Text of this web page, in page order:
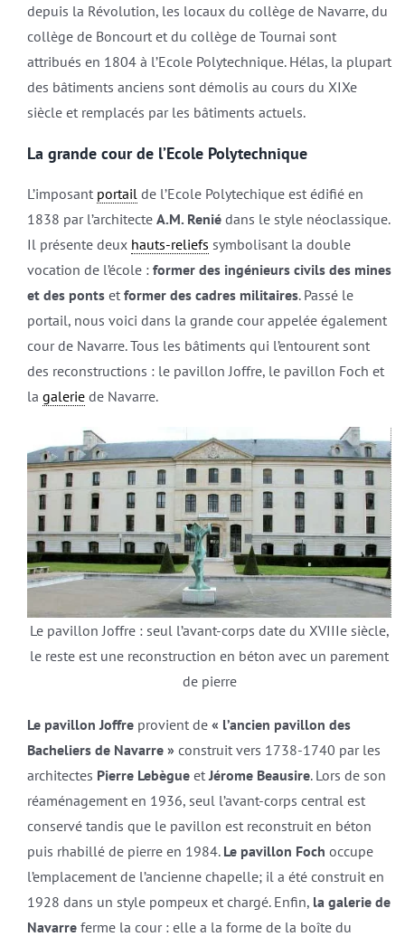
depuis la Révolution, les locaux du collège de Navarre, du
collège de Boncourt et du collège de Tournai sont
attribués en 1804 à l’Ecole Polytechnique. Hélas, la plupart
des bâtiments anciens sont démolis au cours du XIXe
siècle et remplacés par les bâtiments actuels.
La grande cour de l’Ecole Polytechnique
L’imposant portail de l’Ecole Polytechique est édifié en
1838 par l’architecte A.M. Reniédans le style néoclassique.
Il présente deux hauts-reliefs symbolisant la double
vocation de l’école : former des ingénieurs civils des mines
et des pontset former des cadres militaires. Passé le
portail, nous voici dans la grande cour appelée également
cour de Navarre. Tous les bâtiments qui l’entourent sont
des reconstructions : le pavillon Joffre, le pavillon Foch et
la galeriede Navarre.
Le pavillon Joffre : seul l’avant-corps date du XVIIIe siècle,
le reste est une reconstruction en béton avec un parement
de pierre
Le pavillon Joffreprovient de « l’ancien pavillon des
Bacheliers de Navarre »construit vers 1738-1740 par les
architectes Pierre Lebègueet Jérome Beausire. Lors de son
réaménagement en 1936, seul l’avant-corps central est
conservé tandis que le pavillon est reconstruit en béton
puis rhabillé de pierre en 1984. Le pavillon Foch occupe
l’emplacement de l’ancienne chapelle; il a été construit en
1928 dans un style pompeux et chargé. Enfin, la galerie de
Navarreferme la cour : elle a la forme de la boîte du